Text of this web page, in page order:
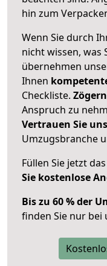
hin zum
Wenn Sie durch
nicht wissen, was
übernehmen
Ihnen
Checkliste.
Anspruch zu
Vertrauen Sie
Umzugsbranche
Füllen Sie jetzt
Sie kostenlose
Bis zu 60 % der
finden Sie nur bei